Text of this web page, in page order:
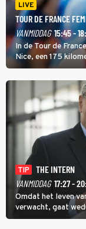
LIVE
TOUR DE FRANCE
VANMIDDAG 15:45 -
In de Tour de
Nice, een 175
midden. Dat is
temperatuur. Het
TIP
THE INTERN
VANMIDDAG 17:27 -
Omdat het leven
verwacht, gaat
bij de hippe